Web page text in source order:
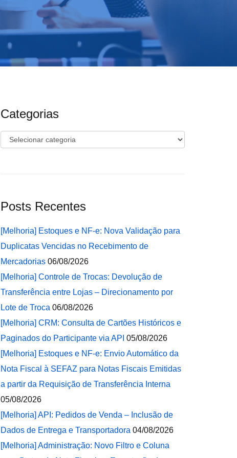
Categorias
Categorias
Posts Recentes
[Melhoria] Estoques e NF-e: Nova Validação para
Duplicatas Vencidas no Recebimento de
Mercadorias 06/08/2026
[Melhoria] Controle de Trocas: Devolução de
Transferência entre Lojas – Direcionamento por
Lote de Troca 06/08/2026
[Melhoria] CRM: Consulta de Cartões Históricos e
Paginados do Participante via API 05/08/2026
[Melhoria] Estoques e NF-e: Envio Automático da
Nota Fiscal à SEFAZ para Notas Fiscais Emitidas
a partir da Requisição de Transferência Interna
05/08/2026
[Melhoria] API: Pedidos de Venda – Inclusão de
Dados de Entrega e Transportadora 04/08/2026
[Melhoria] Administração: Novo Filtro e Coluna